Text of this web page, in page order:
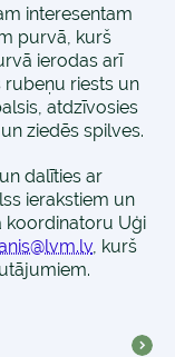
interesentam
purvā, kurš
ierodas arī
rubeņu riests un
atdzīvosies
ziedēs spilves.
dalīties ar
ierakstiem un
koordinatoru Uģi
, kurš